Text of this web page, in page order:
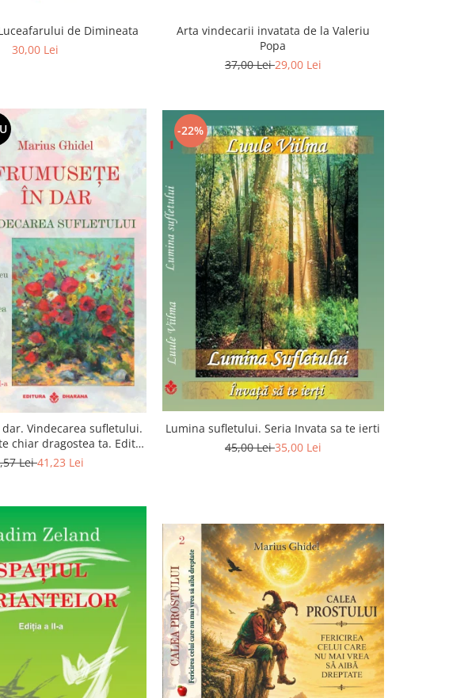
de Dimineata
30,00 Lei
Arta vindecarii invatata de la Valeriu
Popa
37,00 Lei29,00 Lei
Vindecarea sufletului.
chiar dragostea ta. Editia
a 2-a
Lei41,23 Lei
-22%
Lumina sufletului. Seria Invata sa te ierti
45,00 Lei35,00 Lei